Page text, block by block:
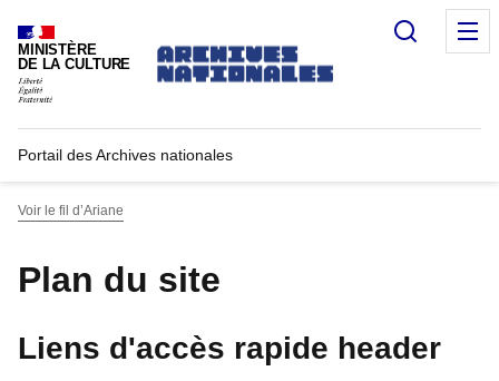
MINISTÈRE
DE LA CULTURE
Portail des Archives nationales
Voir le fil d’Ariane
Plan du site
Liens d'accès rapide header